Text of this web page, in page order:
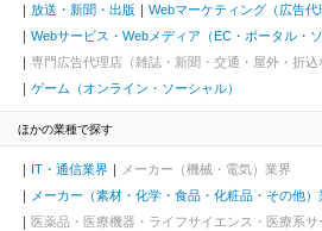
放送・新聞・出版
Webマーケティング（広告代
Webサービス・Webメディア（EC・ポータル・ソ
専門広告代理店（雑誌・新聞・交通・屋外・折込
ゲーム（オンライン・ソーシャル）
ほかの業種で探す
IT・通信業界
メーカー（機械・電気）業界
メーカー（素材・化学・食品・化粧品・その他）
医薬品・医療機器・ライフサイエンス・医療系サ